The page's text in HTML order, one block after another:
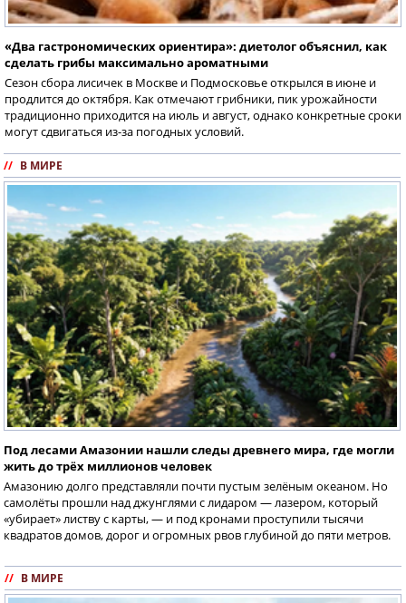
«Два гастрономических ориентира»: диетолог объяснил, как
сделать грибы максимально ароматными
Сезон сбора лисичек в Москве и Подмосковье открылся в июне и
продлится до октября. Как отмечают грибники, пик урожайности
традиционно приходится на июль и август, однако конкретные сроки
могут сдвигаться из-за погодных условий.
// В МИРЕ
Под лесами Амазонии нашли следы древнего мира, где могли
жить до трёх миллионов человек
Амазонию долго представляли почти пустым зелёным океаном. Но
самолёты прошли над джунглями с лидаром — лазером, который
«убирает» листву с карты, — и под кронами проступили тысячи
квадратов домов, дорог и огромных рвов глубиной до пяти метров.
// В МИРЕ